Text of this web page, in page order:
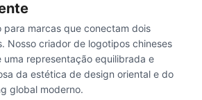
para marcas que conectam dois
Nosso criador de logotipos chineses
uma representação equilibrada e
da estética de design oriental e do
global moderno.